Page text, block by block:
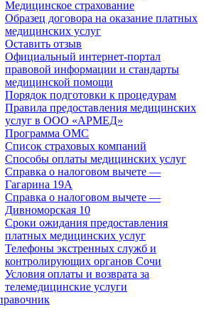
Медицинское страхование
Образец договора на оказание платных
медицинских услуг
Оставить отзыв
Официальный интернет-портал
правовой информации и стандарты
медицинской помощи
Порядок подготовки к процедурам
Правила предоставления медицинских
услуг в ООО «АРМЕД»
Программа ОМС
Список страховых компаний
Способы оплаты медицинских услуг
Справка о налоговом вычете —
Гагарина 19А
Справка о налоговом вычете —
Дивноморская 10
Сроки ожидания предоставления
платных медицинских услуг
Телефоны экстренных служб и
контролирующих органов Сочи
Условия оплаты и возврата за
телемедицинские услуги